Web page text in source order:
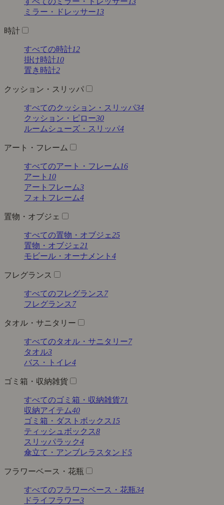
ミラー・ドレッサー13
時計
すべての時計12
掛け時計10
置き時計2
クッション・スリッパ
すべてのクッション・スリッパ34
クッション・ピロー30
ルームシューズ・スリッパ4
アート・フレーム
すべてのアート・フレーム 16
アート 10
アートフレーム3
フォトフレーム4
置物・オブジェ
すべての置物・オブジェ25
置物・オブジェ21
モビール・オーナメント 4
フレグランス
すべてのフレグランス 7
フレグランス 7
タオル・サニタリー
すべてのタオル・サニタリー7
タオル3
バス・トイレ4
ゴミ箱・収納雑貨
すべてのゴミ箱・収納雑貨71
収納アイテム40
ゴミ箱・ダストボックス 15
ティッシュボックス8
スリッパラック4
傘立て・アンブレラスタンド5
フラワーベース・花瓶
すべてのフラワーベース・花瓶34
ドライフラワー3